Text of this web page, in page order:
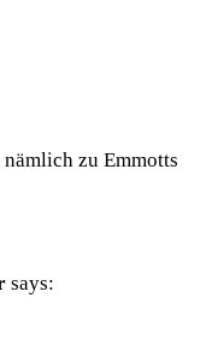
zu Emmotts
says: